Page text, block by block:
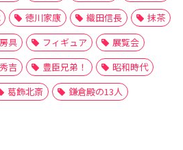
徳川家康 織田信長
抹茶
具 フィギュア
展覧会
吉 豊臣兄弟！
昭和時代
葛飾北斎 鎌倉殿の13人